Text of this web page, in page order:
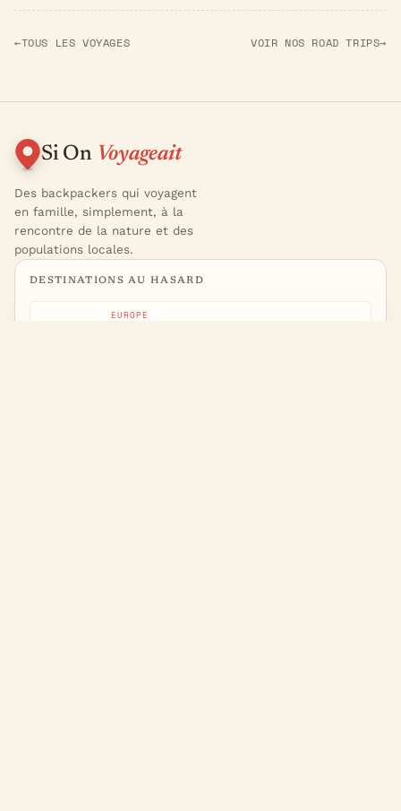
←TOUS LES VOYAGES VOIR NOS ROAD TRIPS→
Si On Voyageait
Des backpackers qui voyagent
en famille, simplement, à la
rencontre de la nature et des
populations locales.
DESTINATIONS AU HASARD
EUROPE